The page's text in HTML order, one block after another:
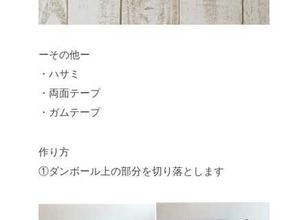
ーその他ー
・ハサミ
・両面テープ
・ガムテープ
作り方
①ダンボール上の部分を切り落とします